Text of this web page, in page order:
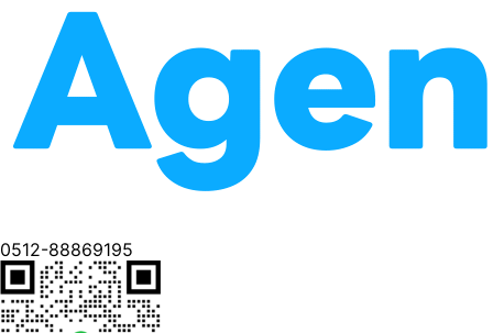
0512-88869195